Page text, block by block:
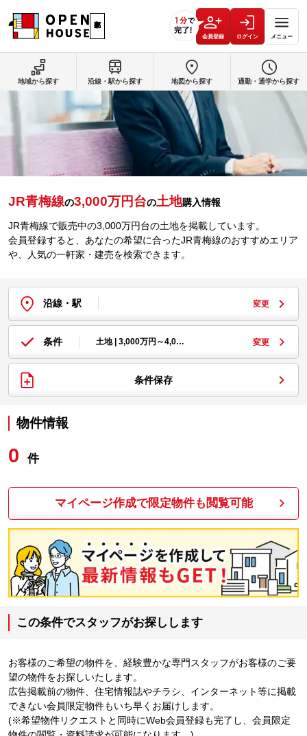
会員登録 ログイン メニュー
JR青梅線の3,000万円台の土地購入情報
JR青梅線で販売中の3,000万円台の土地を掲載しています。
会員登録すると、あなたの希望に合ったJR青梅線のおすすめエリア
や、人気の一軒家・建売を検索できます。
沿線・駅 変更
条件 土地 | 3,000万円～4,0… 変更
条件保存
物件情報
0 件
マイページ作成で限定物件も閲覧可能
この条件でスタッフがお探しします
お客様のご希望の物件を、経験豊かな専門スタッフがお客様のご要
望の物件をお探しいたします。
広告掲載前の物件、住宅情報誌やチラシ、インターネット等に掲載
できない会員限定物件もいち早くお届けします。
(※希望物件リクエストと同時にWeb会員登録も完了し、会員限定
地域から探す 沿線・駅から探す 地図から探す 通勤・通学から探す